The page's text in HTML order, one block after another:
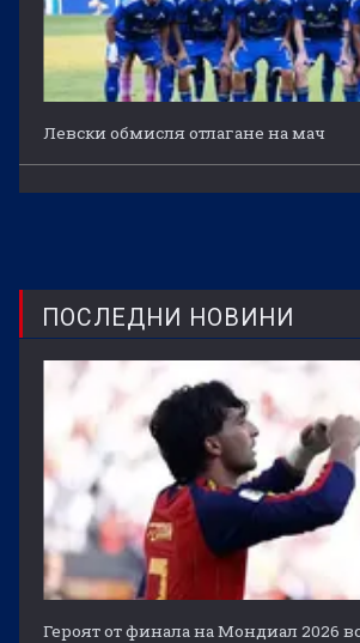
Левски обмисля отлагане на мач
ПОСЛЕДНИ НОВИНИ
Героят от финала на Мондиал 2026